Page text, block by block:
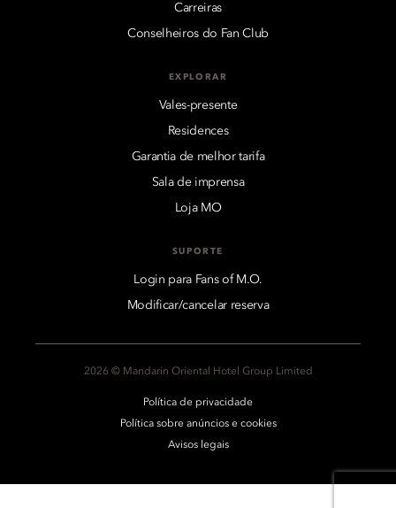
Carreiras
Conselheiros do Fan Club
EXPLORAR
Vales-presente
Residences
Garantia de melhor tarifa
Sala de imprensa
Loja MO
SUPORTE
Login para Fans of M.O.
Modificar/cancelar reserva
2026 © Mandarin Oriental Hotel Group Limited
Política de privacidade
Política sobre anúncios e cookies
Avisos legais